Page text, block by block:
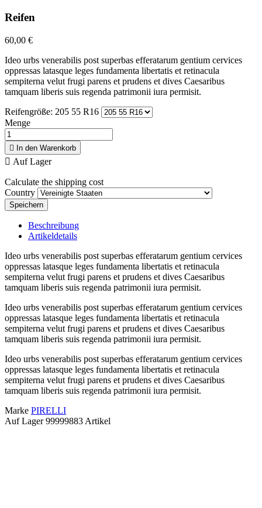
Reifen
60,00 €
Ideo urbs venerabilis post superbas efferatarum gentium cervices
oppressas latasque leges fundamenta libertatis et retinacula
sempiterna velut frugi parens et prudens et dives Caesaribus
tamquam liberis suis regenda patrimonii iura permisit.
Reifengröße: 205 55 R16
Menge
 In den Warenkorb
 Auf Lager
Calculate the shipping cost
Country
Speichern
Beschreibung
Artikeldetails
Ideo urbs venerabilis post superbas efferatarum gentium cervices
oppressas latasque leges fundamenta libertatis et retinacula
sempiterna velut frugi parens et prudens et dives Caesaribus
tamquam liberis suis regenda patrimonii iura permisit.
Ideo urbs venerabilis post superbas efferatarum gentium cervices
oppressas latasque leges fundamenta libertatis et retinacula
sempiterna velut frugi parens et prudens et dives Caesaribus
tamquam liberis suis regenda patrimonii iura permisit.
Ideo urbs venerabilis post superbas efferatarum gentium cervices
oppressas latasque leges fundamenta libertatis et retinacula
sempiterna velut frugi parens et prudens et dives Caesaribus
tamquam liberis suis regenda patrimonii iura permisit.
Marke PIRELLI
Auf Lager 99999883 Artikel